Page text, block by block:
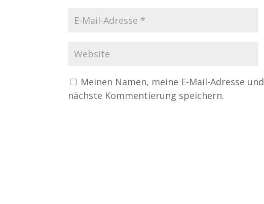
Meinen Namen, meine E-Mail-Adresse
nächste Kommentierung speichern.